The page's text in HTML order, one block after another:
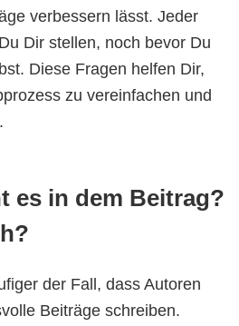
verbessern lässt. Jeder
Dir stellen, noch bevor Du
Diese Fragen helfen Dir,
zu vereinfachen und
es in dem Beitrag?
der Fall, dass Autoren
Beiträge schreiben.